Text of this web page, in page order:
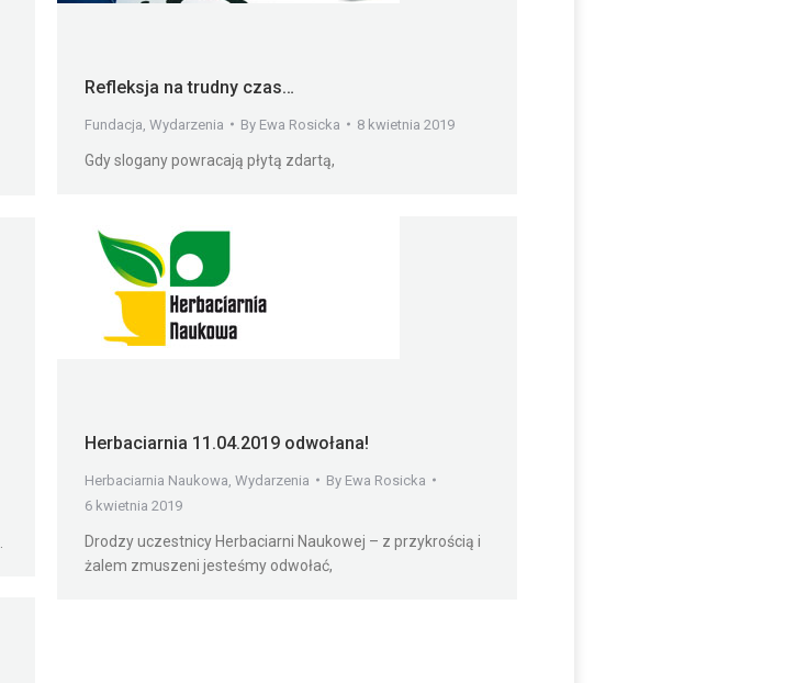
Refleksja na trudny czas…
Fundacja Wydarzenia By Ewa Rosicka 8 kwietnia 2019
Gdy slogany powracają płytą zdartą,
Herbaciarnia 11.04.2019 odwołana!
Herbaciarnia Naukowa Wydarzenia By Ewa Rosicka
6 kwietnia 2019
Drodzy uczestnicy Herbaciarni Naukowej – z przykrością i
żalem zmuszeni jesteśmy odwołać,